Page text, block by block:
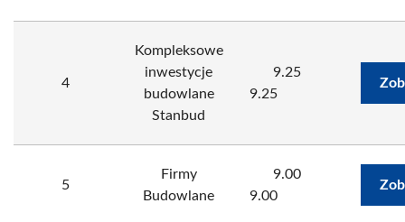
4
Kompleksowe
inwestycje
budowlane
Stanbud
9.25
9.25
5
Firmy
Budowlane
9.00
9.00